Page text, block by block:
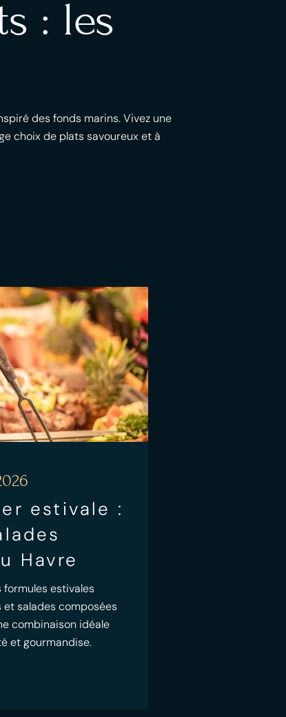
: les
des fonds marins. Vivez une
choix de plats savoureux et à
estivale :
Havre
formules estivales
et salades composées
combinaison idéale
et gourmandise.